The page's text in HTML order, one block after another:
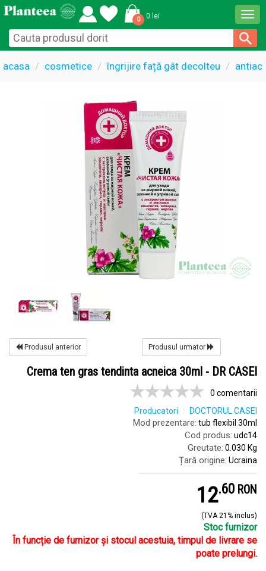
0 0 lei
acasa cosmetice îngrijire față gât decolteu
Produsul anterior Produsul urmator
Crema ten gras tendinta acneica 30ml - DR CASEI
0 comentarii
Producatori
DOCTORUL CASEI
Mod prezentare: tub flexibil 30ml
Cod produs: udc14
Greutate: 0.030 Kg
Țară origine: Ucraina
12.6 RON
(TVA 21% inclus)
Stoc furnizor
În funcție de furnizor și stocul acestuia, timpul de livrare se
poate prelungi.